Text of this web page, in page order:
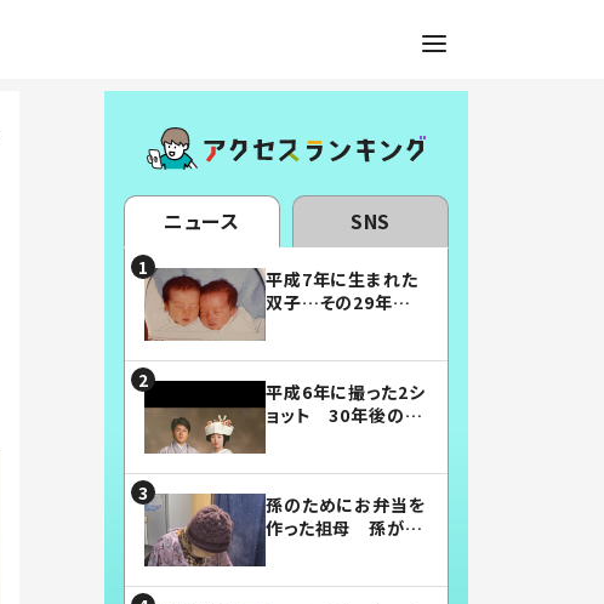
ニュース SNS
平成7年に生まれた
双子…その29年後
平成6年に撮った2シ
ョット 30年後の姿
孫のためにお弁当を
作った祖母 孫が絶